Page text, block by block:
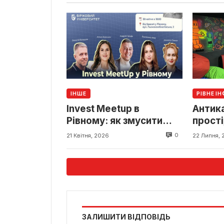
ІНШЕ
Invest Meetup в
Рівному: як змусити
гроші працювати на вас
21 Квітня, 2026 0
РІВНЕ
22 Липня,
ЗАЛИШИТИ ВІДПОВІДЬ